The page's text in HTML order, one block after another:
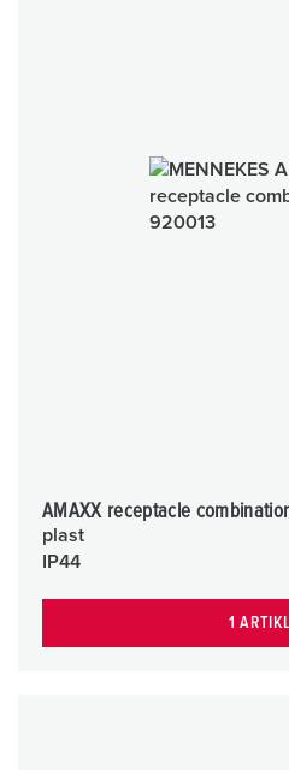
AMAXX receptacle
plast
IP44
1